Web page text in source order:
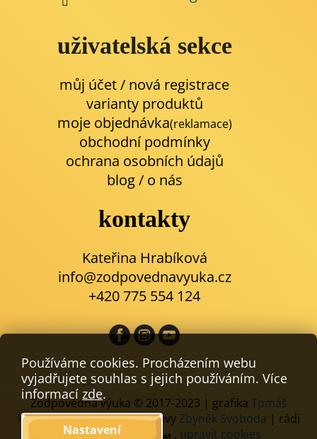
Používáme cookies. Procházením webu
vyjadřujete souhlas s jejich používáním. Více
informacízde.
Nastavení
uživatelská sekce
můj účet / nová registrace
varianty produktů
moje objednávka(reklamace)
obchodní podmínky
ochrana osobních údajů
blog/ o nás
kontakty
Kateřina Hrabíková
info@zodpovednavyuka.cz
+420 775 554 124
Zodpovědná výuka © 2017-2023 | grafika Tomáš
Komáček| kódování a úpravy Zbyněk Svoboda | rádi
používáme
, upravit cookies